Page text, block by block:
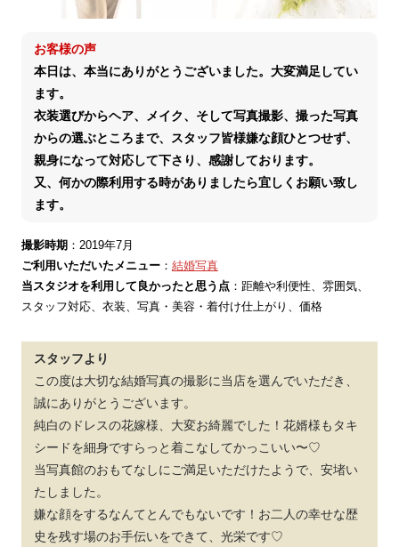
お客様の声
本日は、本当にありがとうございました。大変満足してい
ます。
衣装選びからヘア、メイク、そして写真撮影、撮った写真
からの選ぶところまで、スタッフ皆様嫌な顔ひとつせず、
親身になって対応して下さり、感謝しております。
又、何かの際利用する時がありましたら宜しくお願い致し
ます。
撮影時期 ：2019年7月
ご利用いただいたメニュー ： 結婚写真
当スタジオを利用して良かったと思う点 ：距離や利便性、雰囲気、
スタッフ対応、衣装、写真・美容・着付け仕上がり、価格
スタッフより
この度は大切な結婚写真の撮影に当店を選んでいただき、
誠にありがとうございます。
純白のドレスの花嫁様、大変お綺麗でした！花婿様もタキ
シードを細身ですらっと着こなしてかっこいい〜♡
当写真館のおもてなしにご満足いただけたようで、安堵い
たしました。
嫌な顔をするなんてとんでもないです！お二人の幸せな歴
史を残す場のお手伝いをできて、光栄です♡